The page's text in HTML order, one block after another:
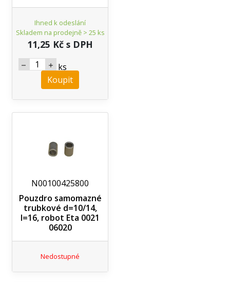
Ihned k odeslání
Skladem na prodejně > 25 ks
11,25 Kč s DPH
ks
Koupit
N00100425800
Pouzdro samomazné
trubkové d=10/14,
l=16, robot Eta 0021
06020
Nedostupné